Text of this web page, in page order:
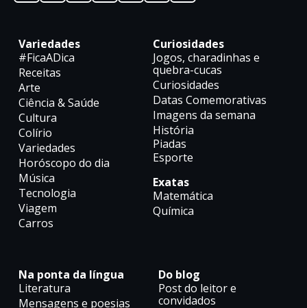
Variedades
#FicaADica
Receitas
Arte
Ciência & Saúde
Cultura
Colírio
Variedades
Horóscopo do dia
Música
Tecnologia
Viagem
Carros
Curiosidades
Jogos, charadinhas e
quebra-cucas
Curiosidades
Datas Comemorativas
Imagens da semana
História
Piadas
Esporte
Exatas
Matemática
Química
Na ponta da língua
Literatura
Mensagens e poesias
Do blog
Post do leitor e
convidados